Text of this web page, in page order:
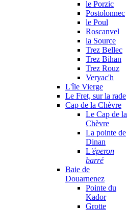
le Porzic
Postolonnec
le Poul
Roscanvel
la Source
Trez Bellec
Trez Bihan
Trez Rouz
Veryac'h
L'île Vierge
Le Fret, sur la rade
Cap de la Chèvre
Le Cap de la
Chèvre
La pointe de
Dinan
L'éperon
barré
Baie de
Douarnenez
Pointe du
Kador
Grotte